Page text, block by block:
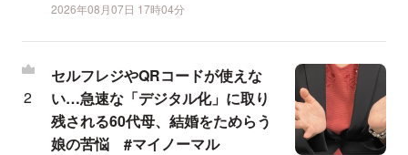
2026年08月07日 17時04分
セルフレジやQRコードが使えな
い…急速な「デジタル化」に取り
残される60代母、結婚をためらう
娘の苦悩 #マイノーマル